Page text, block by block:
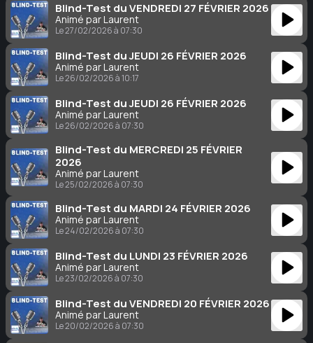
Blind-Test du VENDREDI 27 FÉVRIER 2026
Animé par Laurent
Le 27/02/2026 à 07:30
Blind-Test du JEUDI 26 FÉVRIER 2026
Animé par Laurent
Le 26/02/2026 à 10:17
Blind-Test du JEUDI 26 FÉVRIER 2026
Animé par Laurent
Le 26/02/2026 à 07:30
Blind-Test du MERCREDI 25 FÉVRIER
2026
Animé par Laurent
Le 25/02/2026 à 07:30
Blind-Test du MARDI 24 FÉVRIER 2026
Animé par Laurent
Le 24/02/2026 à 07:30
Blind-Test du LUNDI 23 FÉVRIER 2026
Animé par Laurent
Le 23/02/2026 à 07:30
Blind-Test du VENDREDI 20 FÉVRIER 2026
Animé par Laurent
Le 20/02/2026 à 07:30